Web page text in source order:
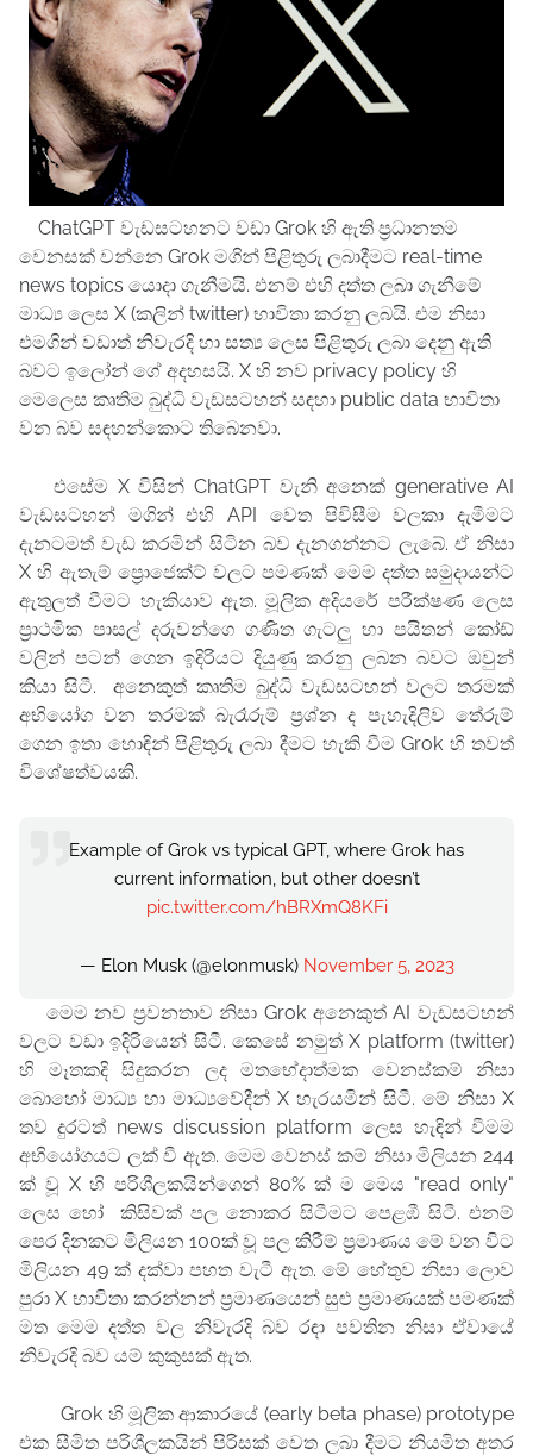
ChatGPT වැඩසටහනට වඩා Grok හි ඇති ප්‍රධානතම
වෙනසක් වන්නෙ Grok මගින් පිළිතුරු ලබාදීමට real-time
news topics යොදා ගැනීමයි. එනම් එහි දත්ත ලබා ගැනීමේ
මාධ්‍ය ලෙස X (කලින් twitter) භාවිතා කරනු ලබයි. එම නිසා
එමගින් වඩාත් නිවැරදි හා සත්‍ය ලෙස පිළිතුරු ලබා දෙනු ඇති
බවට ඉලෝන් ගේ අදහසයි. X හි නව privacy policy හි
මෙලෙස කෘතිම බුද්ධි වැඩසටහන් සඳහා public data භාවිතා
වන බව සඳහන්කොට තිබෙනවා.
එසේම X විසින් ChatGPT වැනි අනෙක් generative AI
වැඩසටහන් මගින් එහි API වෙත පිවිසීම වලකා දැමීමට
දැනටමත් වැඩ කරමින් සිටින බව දැනගන්නට ලැබේ. ඒ නිසා
X හි ඇතැම් ප්‍රොජෙක්ට් වලට පමණක් මෙම දත්ත සමුදායන්ට
ඇතුලත් වීමට හැකියාව ඇත. මූලික අදියරේ පරීක්ෂණ ලෙස
ප්‍රාථමික පාසල් දරුවන්ගෙ ගණිත ගැටලු හා පයිතන් කෝඩ්
වලින් පටන් ගෙන ඉදිරියට දියුණු කරනු ලබන බවට ඔවුන්
කියා සිටී. අනෙකුත් කෘතිම බුද්ධි වැඩසටහන් වලට තරමක්
අභියෝග වන තරමක් බැරෑරුම් ප්‍රශ්න ද පැහැදිලිව තේරුම්
ගෙන ඉතා හොඳින් පිළිතුරු ලබා දීමට හැකි වීම Grok හි තවත්
විශේෂත්වයකි.
Example of Grok vs typical GPT, where Grok has
current information, but other doesn’t
pic.twitter.com/hBRXmQ8KFi
— Elon Musk (@elonmusk) November 5, 2023
මෙම නව ප්‍රවනතාව නිසා Grok අනෙකුත් AI වැඩසටහන්
වලට වඩා ඉදිරියෙන් සිටී. කෙසේ නමුත් X platform (twitter)
හි මෑතකදි සිදුකරන ලද මතභේදාත්මක වෙනස්කම් නිසා
බොහෝ මාධ්‍ය හා මාධ්‍යවේදීන් X හැරයමින් සිටී. මේ නිසා X
තව දුරටත් news discussion platform ලෙස හැඳින් වීමම
අභියෝගයට ලක් වී ඇත. මෙම වෙනස් කම් නිසා මිලියන 244
ක් වූ X හි පරිශීලකයින්ගෙන් 80% ක් ම මෙය "read only"
ලෙස හෝ කිසිවක් පල නොකර සිටීමට පෙළඹී සිටී. එනම්
පෙර දිනකට මිලියන 100ක් වූ පල කිරීම් ප්‍රමාණය මේ වන විට
මිලියන 49 ක් දක්වා පහත වැටී ඇත. මේ හේතුව නිසා ලොව
පුරා X භාවිතා කරන්නන් ප්‍රමාණයෙන් සුළු ප්‍රමාණයක් පමණක්
මත මෙම දත්ත වල නිවැරදි බව රඳා පවතින නිසා ඒවායේ
නිවැරදි බව යම් කුකුසක් ඇත.
Grok හි මූලික ආකාරයේ (early beta phase) prototype
එක සීමිත පරිශීලකයින් පිරිසක් වෙත ලබා දීමට නියමිත අතර